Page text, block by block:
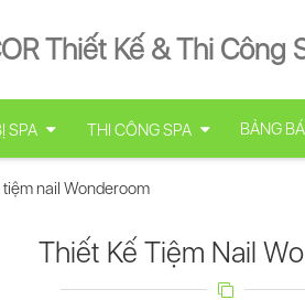
Thiết Kế & Thi
SPA THI CÔNG SPA BẢNG
tiệm nail Wonderoom
Thiết Kế Tiệm Nail